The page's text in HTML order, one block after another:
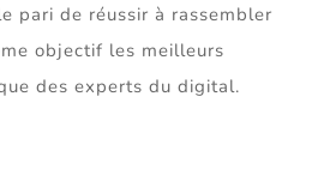
pari de réussir à rassembler
objectif les meilleurs
des experts du digital.